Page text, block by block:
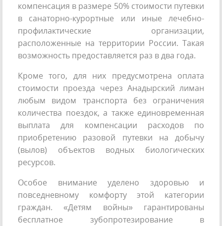
компенсация в размере 50% стоимости путевки
в санаторно-курортные или иные лечебно-
профилактические организации,
расположенные на территории России. Такая
возможность предоставляется раз в два года.
Кроме того, для них предусмотрена оплата
стоимости проезда через Анадырский лиман
любым видом транспорта без ограничения
количества поездок, а также единовременная
выплата для компенсации расходов по
приобретению разовой путевки на добычу
(вылов) объектов водных биологических
ресурсов.
Особое внимание уделено здоровью и
повседневному комфорту этой категории
граждан. «Детям войны» гарантированы
бесплатное зубопротезирование в